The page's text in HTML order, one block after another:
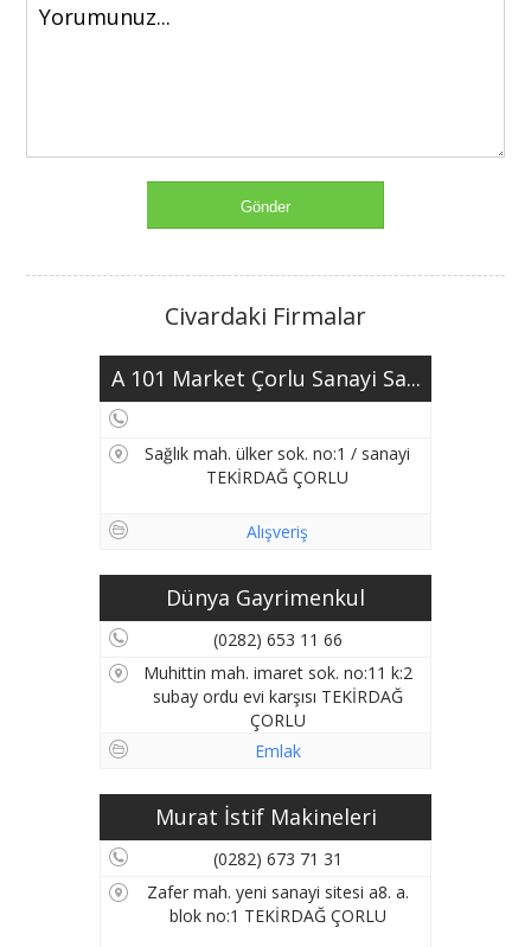
Civardaki Firmalar
A 101 Market Çorlu Sanayi Sa...
Sağlık mah. ülker sok. no:1 / sanayi
TEKİRDAĞ ÇORLU
Alışveriş
Dünya Gayrimenkul
(0282) 653 11 66
Muhittin mah. imaret sok. no:11 k:2
subay ordu evi karşısı TEKİRDAĞ
ÇORLU
Emlak
Murat İstif Makineleri
(0282) 673 71 31
Zafer mah. yeni sanayi sitesi a8. a.
blok no:1 TEKİRDAĞ ÇORLU